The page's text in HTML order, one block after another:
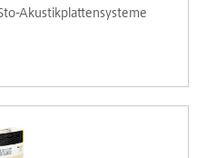
Akustikplattensysteme